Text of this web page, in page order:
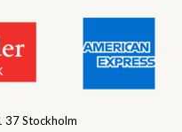
37 Stockholm